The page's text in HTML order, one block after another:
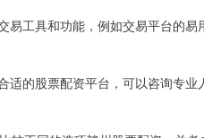
易工具和功能，例如交易平台的
适的股票配资平台，可以咨询专